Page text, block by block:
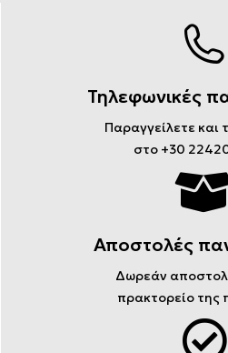
Τηλεφωνικές
Παραγγείλετε και
στο +30
Αποστολές
Δωρεάν
πρακτορείο της